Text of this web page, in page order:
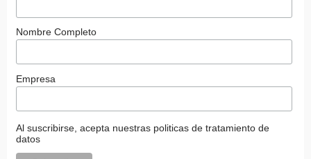
Nombre Completo
Empresa
Al suscribirse, acepta nuestras politicas de tratamiento de
datos